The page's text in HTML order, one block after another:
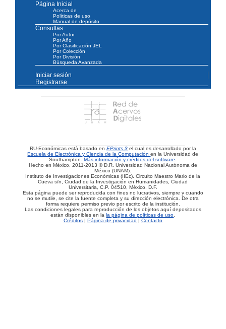
Página Inicial
Acerca de
Políticas de uso
Manual de depósito
Consultas
Por Autor
Por Año
Por Clasificación JEL
Por Colección
Por División
Búsqueda Avanzada
Iniciar sesión
Registrarse
RU-Económicas está basado en EPrints 3 el cual es desarrollado por la
Escuela de Electrónica y Ciencia de la Computaciónen la Universidad de
Southampton.Más información y créditos del software.
Hecho en México, 2011-2013 © D.R. Universidad Nacional Autónoma de
México (UNAM).
Instituto de Investigaciones Económicas (IIEc). Circuito Maestro Mario de la
Cueva s/n, Ciudad de la Investigación en Humanidades, Ciudad
Universitaria, C.P. 04510, México, D.F.
Esta página puede ser reproducida con fines no lucrativos, siempre y cuando
no se mutile, se cite la fuente completa y su dirección electrónica. De otra
forma requiere permiso previo por escrito de la institución.
Las condiciones legales para reproducción de los objetos aquí depositados
están disponibles en lala página de políticas de uso.
Créditos| Página de privacidad | Contacto